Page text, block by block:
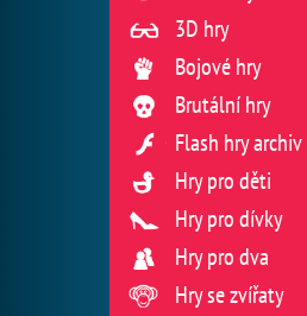
3D hry
Bojové hry
Brutální hry
Flash hry archiv
Hry pro děti
Hry pro dívky
Hry pro dva
Hry se zvířaty